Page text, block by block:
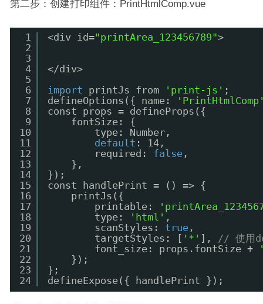
第二步：创建打印组件：PrintHtmlComp.vue
1
2
3
4
5
6
7
8
9
10
11
12
13
14
15
16
17
18
19
20
21
22
23
24
<div id="printArea_123456789">
</div>
import
printJs from 'print-js' ;
defineOptions({ name:
const props = defineProps({
fontSize: {
type: Number,
default : 14,
required: false ,
},
});
const handlePrint = () => {
printJs({
printable:
type:
'html' ,
scanStyles: true ,
targetStyles: [
'*' ], // 使用
font_size: props.fontSize +
});
};
defineExpose({ handlePrint });